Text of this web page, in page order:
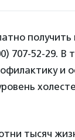
получить
707-52-29.
и
тысяч